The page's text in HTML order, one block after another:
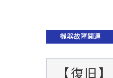
機器故障関連
【復旧